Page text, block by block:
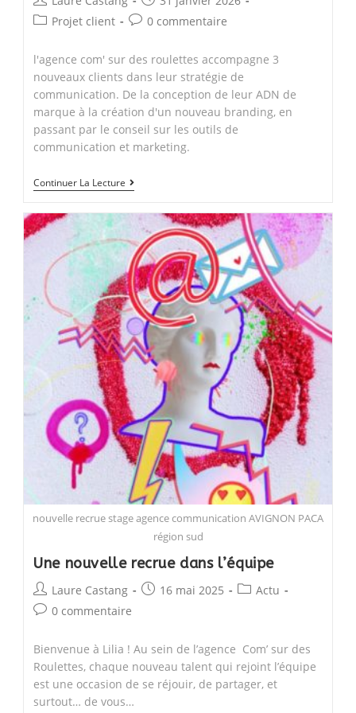
author:
published:
PostProjet client
Post0 commentaire
l'agence com' sur des roulettes accompagne 3
nouveaux clients dans leur stratégie de
communication. De la conception de leur ADN de
marque à la création d'un nouveau branding, en
passant par le conseil sur les outils de
communication et marketing.
Continuer La Lecture
Nouveaux
communication
stratégique
nouvelle recrue stage agence communication AVIGNON PACA
région sud
Une nouvelle recrue dans l’équipe
Post
author:
Laure Castang
Post16 mai 2025
PostActu
Post0 commentaire
Bienvenue à Lilia ! Au sein de l’agence Com’ sur des
Roulettes, chaque nouveau talent qui rejoint l’équipe
est une occasion de se réjouir, de partager, et
surtout… de vous…